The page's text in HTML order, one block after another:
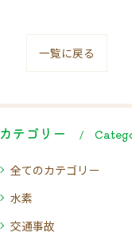
一覧に戻る
カテゴリー
全てのカテゴリー
水素
交通事故